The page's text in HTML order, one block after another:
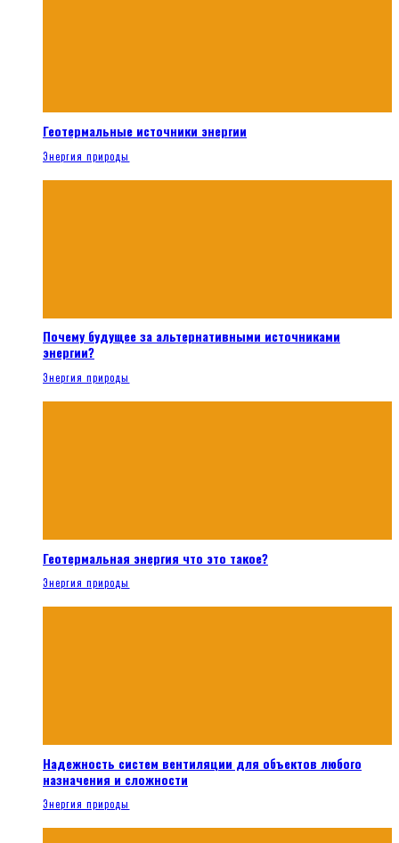
Геотермальные источники энергии
Энергия природы
Почему будущее за альтернативными источниками
энергии?
Энергия природы
Геотермальная энергия что это такое?
Энергия природы
Надежность систем вентиляции для объектов любого
назначения и сложности
Энергия природы